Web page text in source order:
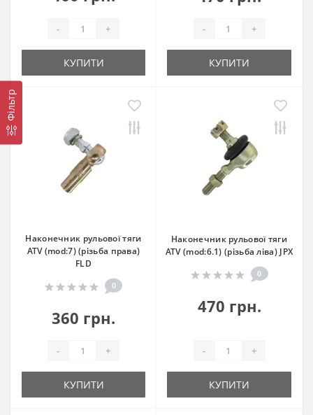
Фільтр
- +
КУПИТИ
- +
КУПИТИ
Наконечник рульової тяги
ATV (mod:7) (різьба права)
FLD
0
360 грн.
- +
КУПИТИ
Наконечник рульової тяги
ATV (mod:6.1) (різьба ліва) JPX
0
470 грн.
- +
КУПИТИ